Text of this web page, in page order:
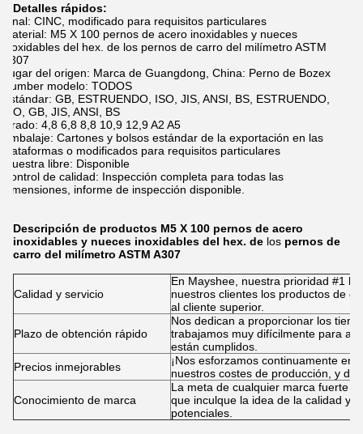
Detalles rápidos:
Final: CINC, modificado para requisitos particulares
Material: M5 X 100 pernos de acero inoxidables y nueces
inoxidables del hex. de los pernos de carro del milímetro ASTM
A307
Lugar del origen: Marca de Guangdong, China: Perno de Bozex
Number modelo: TODOS
Estándar: GB, ESTRUENDO, ISO, JIS, ANSI, BS, ESTRUENDO,
ISO, GB, JIS, ANSI, BS
Grado: 4,8 6,8 8,8 10,9 12,9 A2 A5
Embalaje: Cartones y bolsos estándar de la exportación en las
plataformas o modificados para requisitos particulares
Muestra libre: Disponible
Control de calidad: Inspección completa para todas las
dimensiones, informe de inspección disponible.
Descripción de productos M5 X 100 pernos de acero
inoxidables y nueces inoxidables del hex. de los pernos de
carro del milímetro ASTM A307
Calidad y servicio
En Mayshee, nuestra prioridad #1
nuestros clientes los productos de
al cliente superior.
Plazo de obtención rápido
Nos dedican a proporcionar los
trabajamos muy difícilmente para
están cumplidos.
Precios inmejorables
¡Nos esforzamos continuamente
nuestros costes de producción, y de
Conocimiento de marca
La meta de cualquier marca fuerte
que inculque la idea de la calidad y
potenciales.